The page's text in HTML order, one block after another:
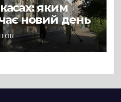
яким
новий день